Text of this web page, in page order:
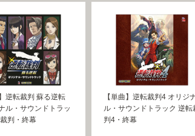
逆転裁判 蘇る逆転
ル・サウンドトラッ
判・終幕
【単曲】逆転裁判4 オリジ
ル・サウンドトラック 逆転
判4・終幕